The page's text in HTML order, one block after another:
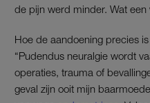
de pijn werd minder. Wat een
Hoe de aandoening precies
“Pudendus neuralgie wordt
operaties, trauma of
geval zijn ooit mijn